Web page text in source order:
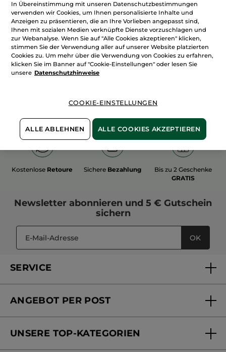
100%unserer Aktivstoffe
sindpflanzlich
Wir bewirtschaften
unsere Felder
biologisch
Mehr entdecken
Kostenlose Retoure Sichere Bezahlung
Bis zu 2 Geschenke
GRATIS
Newsletter abonnieren und 5 € Gutschein
sichern
OK
SERVICE
Mein Konto
Online Preisliste
ANGEBOT PER POST
Versandhandel Preisliste
UNSERE TOP-KATEGORIEN
In Übereinstimmung mit unseren Datenschutzbestimmungen
verwenden wir Cookies, um Ihnen personalisierte Inhalte und
Anzeigen zu präsentieren, die an Ihre Vorlieben angepasst sind,
Ihnen mit sozialen Medien verknüpfte Dienste vorzuschlagen und
zur Webanalyse. Wenn Sie auf "Alle Cookies akzeptieren" klicken,
stimmen Sie der Verwendung aller auf unserer Website platzierten
Cookies zu. Um mehr über die Verwendung von Cookies zu erfahren,
klicken Sie im Banner auf "Cookie-Einstellungen" oder lesen Sie
unsere Datenschutzhinweise
COOKIE-EINSTELLUNGEN
ALLE ABLEHNEN ALLE COOKIES AKZEPTIEREN